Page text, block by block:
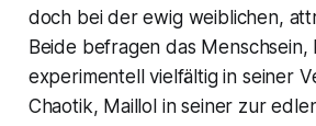
doch bei der ewig weiblichen,
Beide befragen das Menschsein,
experimentell vielfältig in seiner
Chaotik, Maillol in seiner zur